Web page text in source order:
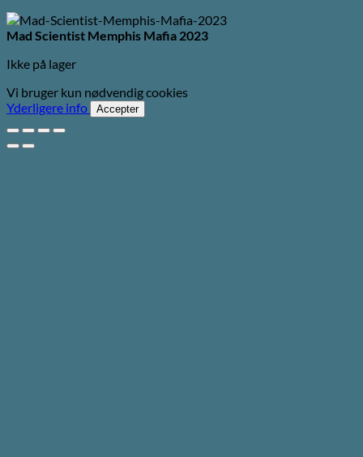
Mad Scientist Memphis Mafia 2023
Ikke på lager
Vi bruger kun nødvendig cookies
Yderligere info
Accepter